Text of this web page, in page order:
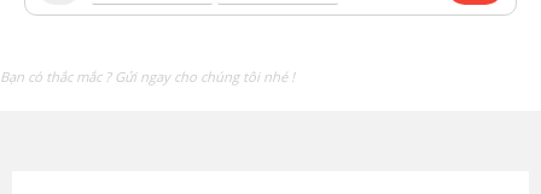
Bạn có thắc mắc ? Gửi ngay cho chúng tôi nhé !